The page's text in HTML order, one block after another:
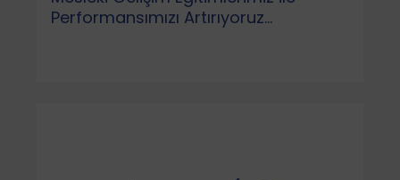
Performansımızı Artırıyoruz...